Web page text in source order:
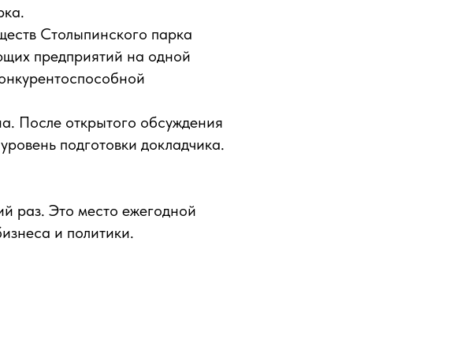
Столыпинского парка
предприятий на одной
После открытого обсуждения
подготовки докладчика.
раз. Это место ежегодной
и политики.